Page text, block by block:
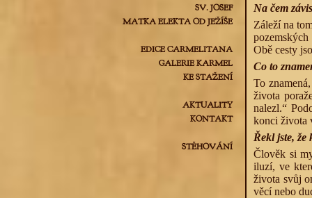
SV. JOSEF
MATKA ELEKTA OD JEŽÍŠE
EDICE CARMELITANA
GALERIE KARMEL
KE STAŽENÍ
AKTUALITY
KONTAKT
STĚHOVÁNÍ
Na čem
Záleží na
Obě cesty
Co to
To
života
nalezl.“
konci života
Řekl jste, že
Člověk si
iluzí, ve
života svůj
věcí nebo